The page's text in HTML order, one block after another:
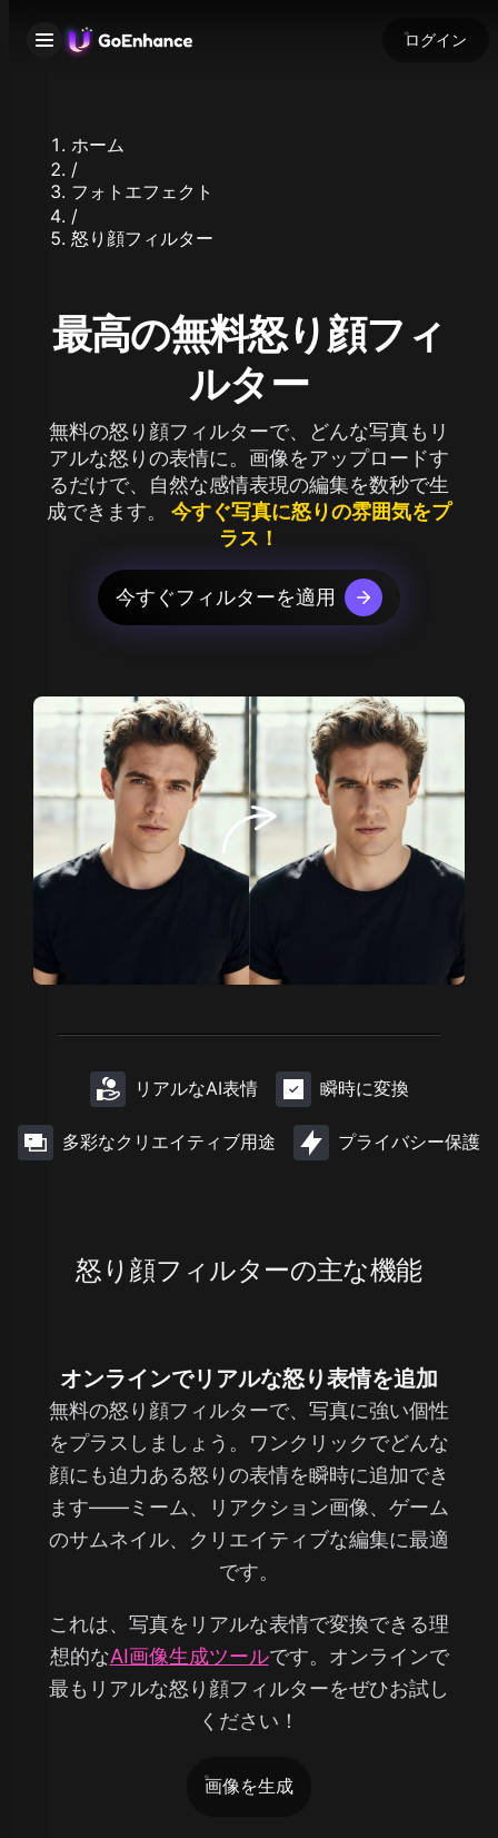
ログイン
ホーム
/
フォトエフェクト
/
怒り顔フィルター
最高の無料怒り顔フィ
ルター
無料の怒り顔フィルターで、どんな写真もリ
アルな怒りの表情に。画像をアップロードす
るだけで、自然な感情表現の編集を数秒で生
成できます。
今すぐ写真に怒りの雰囲気をプ
ラス！
今すぐフィルターを適用
リアルなAI表情 瞬時に変換
多彩なクリエイティブ用途 プライバシー保護
怒り顔フィルターの主な機能
オンラインでリアルな怒り表情を追加
無料の怒り顔フィルターで、写真に強い個性
をプラスしましょう。ワンクリックでどんな
顔にも迫力ある怒りの表情を瞬時に追加でき
ます——ミーム、リアクション画像、ゲーム
のサムネイル、クリエイティブな編集に最適
です。
これは、写真をリアルな表情で変換できる理
想的なAI画像生成ツールです。オンラインで
最もリアルな怒り顔フィルターをぜひお試し
ください！
画像を生成